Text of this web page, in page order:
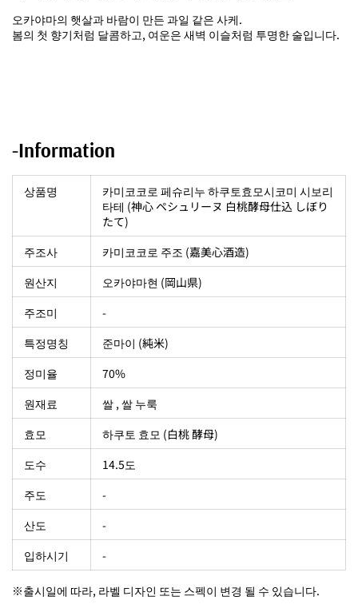
오카야마의 햇살과 바람이 만든 과일 같은 사케.
봄의 첫 향기처럼 달콤하고, 여운은 새벽 이슬처럼 투명한 술입니다.
-Information
상품명
카미코코로 페슈리누 하쿠토효모시코미 시보리
타테 (神心 ペシュリーヌ 白桃酵母仕込 しぼり
たて)
주조사
카미코코로 주조 (嘉美心酒造)
원산지
오카야마현 (岡山県)
주조미
-
특정명칭
준마이 (純米)
정미율
70%
원재료
쌀 , 쌀 누룩
효모
하쿠토 효모 (白桃 酵母)
도수
14.5도
주도
-
산도
-
입하시기
-
※출시일에 따라, 라벨 디자인 또는 스펙이 변경 될 수 있습니다.